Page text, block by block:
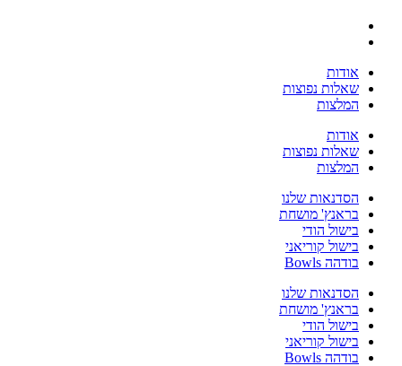
אודות
שאלות נפוצות
המלצות
אודות
שאלות נפוצות
המלצות
הסדנאות שלנו
בראנץ' מושחת
בישול הודי
בישול קוריאני
בודהה Bowls
הסדנאות שלנו
בראנץ' מושחת
בישול הודי
בישול קוריאני
בודהה Bowls